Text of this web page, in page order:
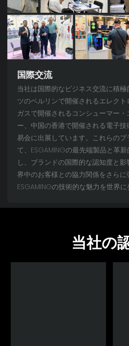
国際交流
当社は国際的なビジネス交流に積
ツのベルリンで開催されるエレク
ガスで開催されるコンシューマー
ー、中国の香港で開催される電子
易会に出展しています。これらの
て、ESGAMINGの最先端製品と革
し、ブランドの国際的な認知度と
界中のお客様との協力関係をさらに
ESGAMINGの技術的な魅力を世界に
当社の